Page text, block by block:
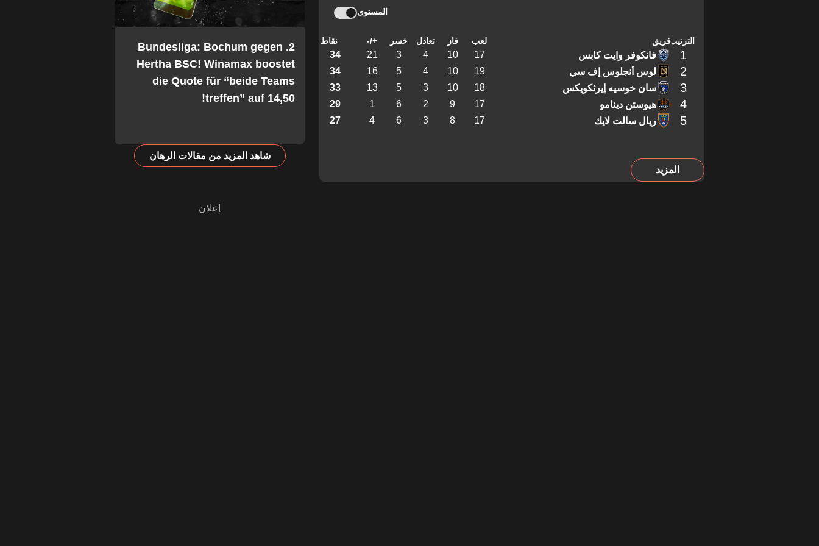
المستوى
الترتيبفريق لعب فاز تعادل خسر +/- نقاط
1 فانكوفر وايت كابس 17
10
4
3
21
34
2 لوس أنجلوس إف سي 19
10
4
5
16
34
3 سان خوسيه إيرثكويكس 18
10
3
5
13
33
4 هيوستن دينامو 17
9
2
6
1
29
5 ريال سالت لايك 17
8
3
6
4
27
المزيد
2. Bundesliga: Bochum gegen
Hertha BSC! Winamax boostet
die Quote für “beide Teams
treffen” auf 14,50!
شاهد المزيد من مقالات الرهان